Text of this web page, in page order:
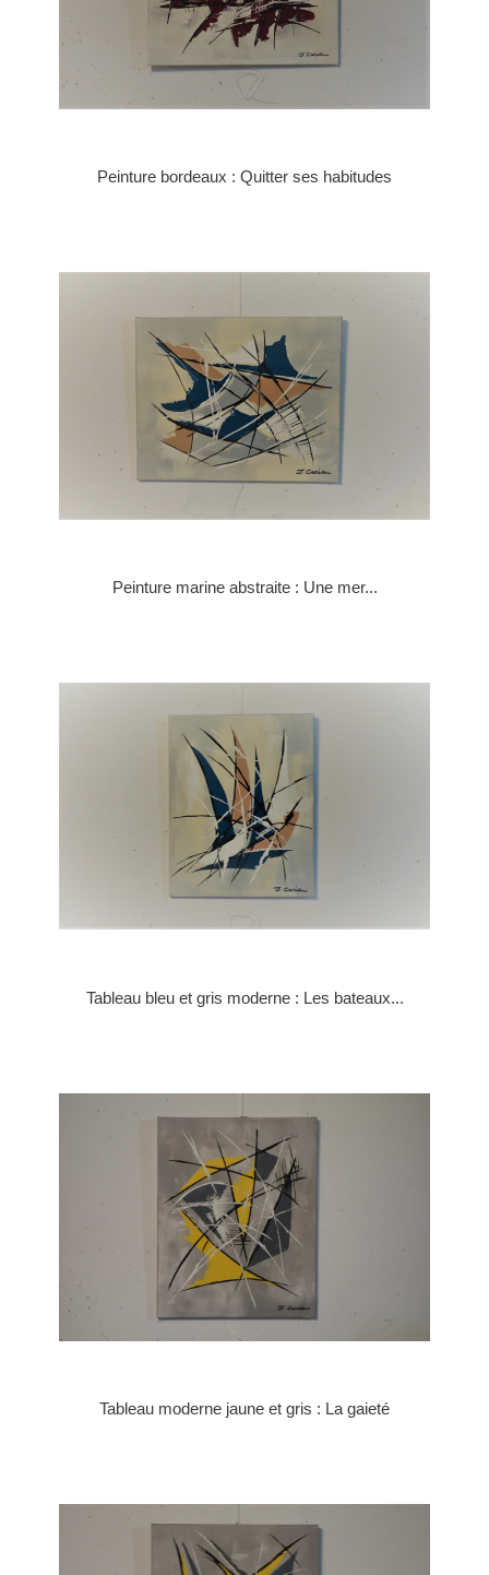
Peinture bordeaux : Quitter ses habitudes
Peinture marine abstraite : Une mer...
Tableau bleu et gris moderne : Les bateaux...
Tableau moderne jaune et gris : La gaieté